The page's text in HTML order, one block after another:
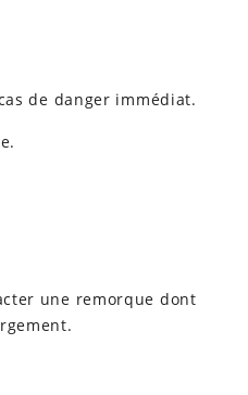
de danger immédiat.
une remorque dont